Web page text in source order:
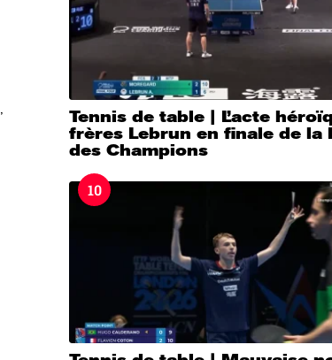
Tennis de table | L’acte
frères Lebrun en finale de la
des Champions
10